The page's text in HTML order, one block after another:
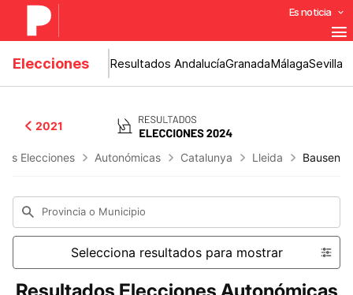
Es noticia
Elecciones Resultados AndalucíaGranadaMálagaSevilla
2021
Elecciones Autonómicas Catalunya Lleida Bausen
Provincia o Municipio
Selecciona resultados para mostrar